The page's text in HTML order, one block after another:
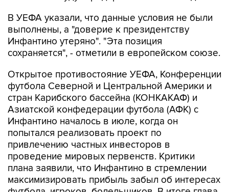
В УЕФА указали, что данные условия не были
выполнены, а "доверие к президентству
Инфантино утеряно". "Эта позиция
сохраняется", - отметили в европейском союзе.
Открытое противостояние УЕФА, Конференции
футбола Северной и Центральной Америки и
стран Карибского бассейна (КОНКАКАФ) и
Азиатской конфедерации футбола (АФК) с
Инфантино началось в июле, когда он
попытался реализовать проект по
привлечению частных инвесторов в
проведение мировых первенств. Критики
плана заявили, что Инфантино в стремлении
максимизировать прибыль забыл об интересах